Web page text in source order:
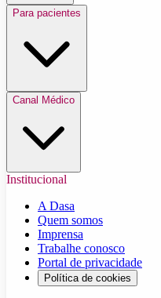
Para pacientes
Canal Médico
Institucional
A Dasa
Quem somos
Imprensa
Trabalhe conosco
Portal de privacidade
Política de cookies